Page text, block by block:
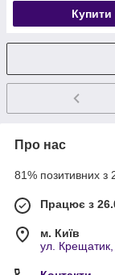
Купити
Про нас
81% позитивних з
Працює з
м. Київ
ул. Крещатик,